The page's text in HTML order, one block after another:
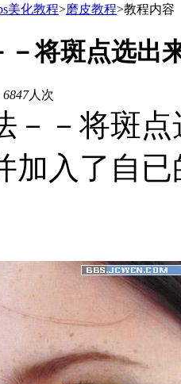
美化教程>磨皮教程>教程内容
－将斑点选出
6847人次
－－将斑
加入了自